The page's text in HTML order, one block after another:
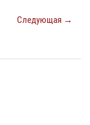
Следующая →